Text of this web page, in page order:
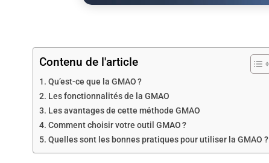
Contenu de l'article
Qu’est-ce que la GMAO ?
Les fonctionnalités de la GMAO
Les avantages de cette méthode GMAO
Comment choisir votre outil GMAO ?
Quelles sont les bonnes pratiques pour utiliser la GMAO ?